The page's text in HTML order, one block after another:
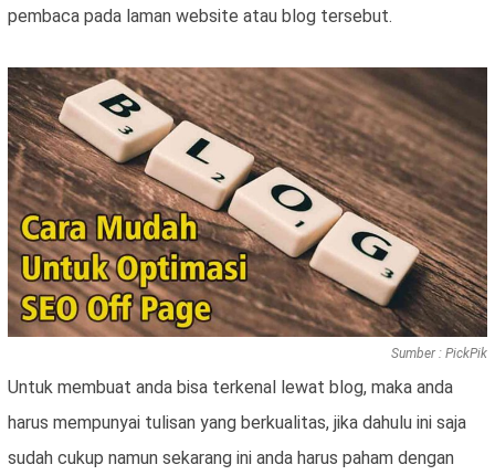
pembaca pada laman website atau blog tersebut.
Sumber : PickPik
Untuk membuat anda bisa terkenal lewat blog, maka anda
harus mempunyai tulisan yang berkualitas, jika dahulu ini saja
sudah cukup namun sekarang ini anda harus paham dengan